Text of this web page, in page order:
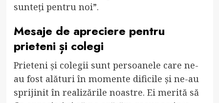
sunteți pentru noi”.
Mesaje de apreciere pentru
prieteni și colegi
Prieteni și colegii sunt persoanele care ne-
au fost alături în momente dificile și ne-au
sprijinit în realizările noastre. Ei merită să